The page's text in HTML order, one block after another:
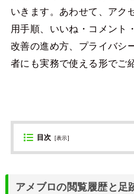
いきます。あわせて、アク
用手順、いいね・コメント
改善の進め方、プライバシ
者にも実務で使える形でご
目次 [表示]
アメブロの閲覧履歴と足